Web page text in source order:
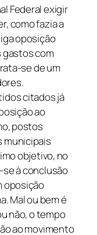
Federal exigir
como fazia a
oposição
gastos com
se de um
citados já
ao
postos
municipais
objetivo, no
à conclusão
oposição
Mal ou bem é
não, o tempo
ao movimento